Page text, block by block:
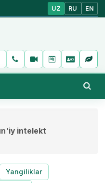
UZ RU EN
intelekt
Yangiliklar